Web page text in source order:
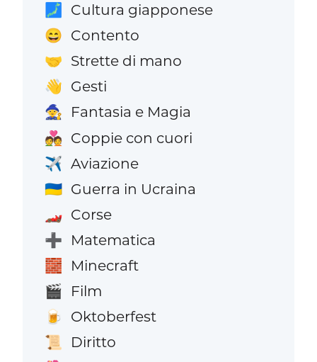
🗾 Cultura giapponese
😄 Contento
🤝 Strette di mano
👋 Gesti
🧙 Fantasia e Magia
💑 Coppie con cuori
✈️ Aviazione
🇺🇦 Guerra in Ucraina
🏎️ Corse
➕ Matematica
🧱 Minecraft
🎬 Film
🍺 Oktoberfest
📜 Diritto